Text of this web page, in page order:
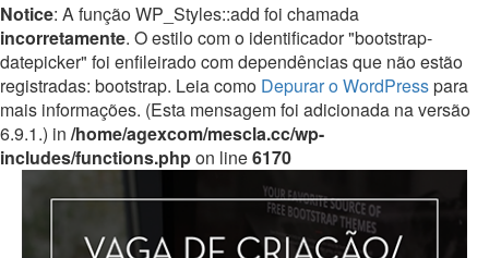
Notice: A função WP_Styles::add foi chamada
incorretamente. O estilo com o identificador "bootstrap-
datepicker" foi enfileirado com dependências que não estão
registradas: bootstrap. Leia como Depurar o WordPresspara
mais informações. (Esta mensagem foi adicionada na versão
6.9.1.) in /home/agexcom/mescla.cc/wp-
includes/functions.phpon line6170